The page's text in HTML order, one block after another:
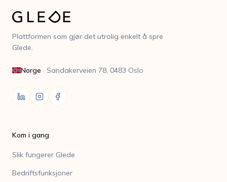
Plattformen som gjør det utrolig enkelt å spre
Glede.
Norge · Sandakerveien 78, 0483 Oslo
Kom i gang
Slik fungerer Glede
Bedriftsfunksjoner